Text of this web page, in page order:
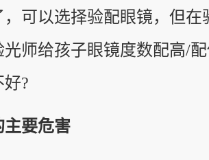
以选择验配眼镜，但在
光师给孩子眼镜度数配高/
?
要危害